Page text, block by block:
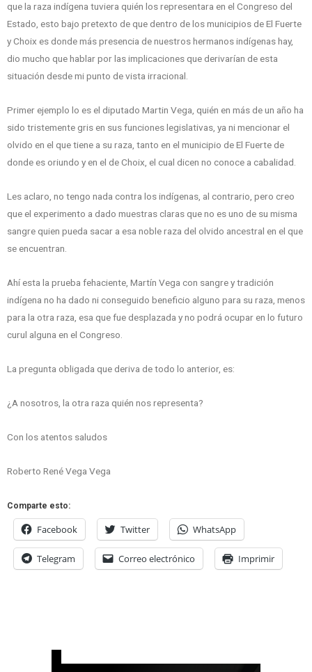
que la raza indígena tuviera quién los representara en el Congreso del
Estado, esto bajo pretexto de que dentro de los municipios de El Fuerte
y Choix es donde más presencia de nuestros hermanos indígenas hay,
dio mucho que hablar por las implicaciones que derivarían de esta
situación desde mi punto de vista irracional.
Primer ejemplo lo es el diputado Martin Vega, quién en más de un año ha
sido tristemente gris en sus funciones legislativas, ya ni mencionar el
olvido en el que tiene a su raza, tanto en el municipio de El Fuerte de
donde es oriundo y en el de Choix, el cual dicen no conoce a cabalidad.
Les aclaro, no tengo nada contra los indígenas, al contrario, pero creo
que el experimento a dado muestras claras que no es uno de su misma
sangre quien pueda sacar a esa noble raza del olvido ancestral en el que
se encuentran.
Ahí esta la prueba fehaciente, Martín Vega con sangre y tradición
indígena no ha dado ni conseguido beneficio alguno para su raza, menos
para la otra raza, esa que fue desplazada y no podrá ocupar en lo futuro
curul alguna en el Congreso.
La pregunta obligada que deriva de todo lo anterior, es:
¿A nosotros, la otra raza quién nos representa?
Con los atentos saludos
Roberto René Vega Vega
Comparte esto:
Facebook Twitter WhatsApp
Telegram Correo electrónico Imprimir